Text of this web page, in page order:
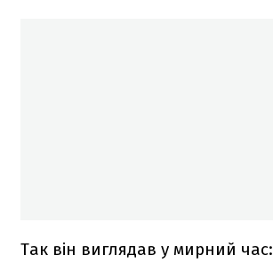
Так він виглядав у мирний час: